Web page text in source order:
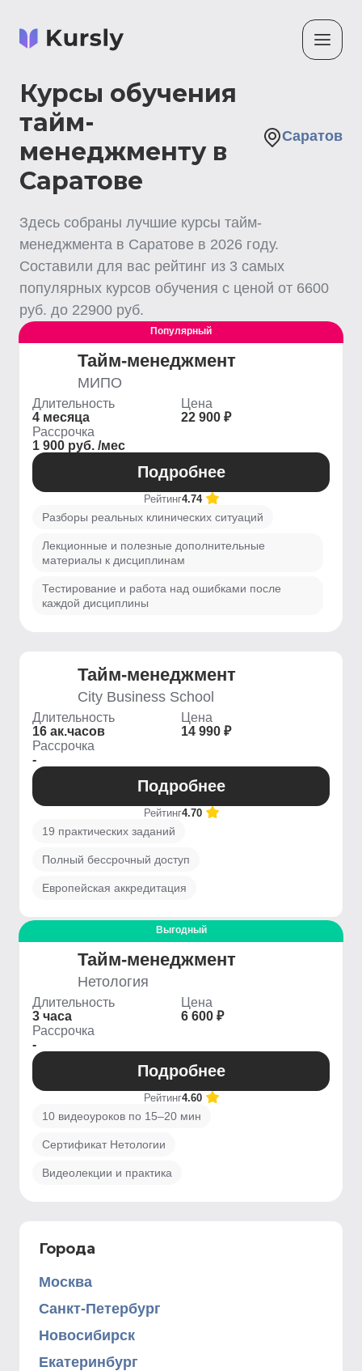
Курсы обучения
тайм-
менеджменту в
Саратове
Саратов
Здесь собраны лучшие курсы тайм-
менеджмента в Саратове в 2026 году.
Составили для вас рейтинг из 3 самых
популярных курсов обучения с ценой от 6600
руб. до 22900 руб.
Популярный
Тайм-менеджмент
МИПО
Длительность
4 месяца
Цена
22 900 ₽
Рассрочка
1 900 руб. /мес
Подробнее
Рейтинг4.74
Разборы реальных клинических ситуаций
Лекционные и полезные дополнительные
материалы к дисциплинам
Тестирование и работа над ошибками после
каждой дисциплины
Тайм-менеджмент
City Business School
Длительность
16 ак.часов
Цена
14 990 ₽
Рассрочка
-
Подробнее
Рейтинг4.70
19 практических заданий
Полный бессрочный доступ
Европейская аккредитация
Выгодный
Тайм-менеджмент
Нетология
Длительность
3 часа
Цена
6 600 ₽
Рассрочка
-
Подробнее
Рейтинг4.60
10 видеоуроков по 15–20 мин
Сертификат Нетологии
Видеолекции и практика
Города
Москва
Санкт-Петербург
Новосибирск
Екатеринбург